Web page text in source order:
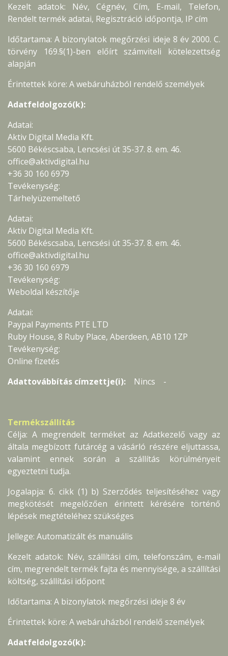
Kezelt adatok: Név, Cégnév, Cím, E-mail, Telefon,
Rendelt termék adatai, Regisztráció időpontja, IP cím
Időtartama: A bizonylatok megőrzési ideje 8 év 2000. C.
törvény 169.§(1)-ben előírt számviteli kötelezettség
alapján
Érintettek köre: A webáruházból rendelő személyek
Adatfeldolgozó(k):
Adatai:
Aktiv Digital Media Kft.
5600 Békéscsaba, Lencsési út 35-37. 8. em. 46.
office@aktivdigital.hu
+36 30 160 6979
Tevékenység:
Tárhelyüzemeltető
Adatai:
Aktiv Digital Media Kft.
5600 Békéscsaba, Lencsési út 35-37. 8. em. 46.
office@aktivdigital.hu
+36 30 160 6979
Tevékenység:
Weboldal készítője
Adatai:
Paypal Payments PTE LTD
Ruby House, 8 Ruby Place, Aberdeen, AB10 1ZP
Tevékenység:
Online fizetés
Adattovábbítás címzettje(i):
Nincs -
Termékszállítás
Célja: A megrendelt terméket az Adatkezelő vagy az
általa megbízott futárcég a vásárló részére eljuttassa,
valamint ennek során a szállítás körülményeit
egyeztetni tudja.
Jogalapja: 6. cikk (1) b) Szerződés teljesítéséhez vagy
megkötését megelőzően érintett kérésére történő
lépések megtételéhez szükséges
Jellege: Automatizált és manuális
Kezelt adatok: Név, szállítási cím, telefonszám, e-mail
cím, megrendelt termék fajta és mennyisége, a szállítási
költség, szállítási időpont
Időtartama: A bizonylatok megőrzési ideje 8 év
Érintettek köre: A webáruházból rendelő személyek
Adatfeldolgozó(k):